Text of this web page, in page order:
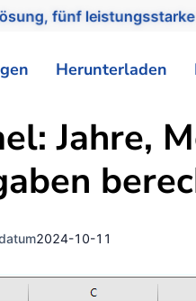
fünf
Herunterladen
Jahre,
2024-10-11